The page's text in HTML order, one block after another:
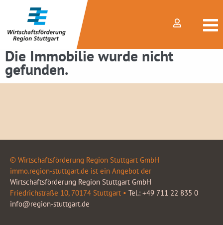
Die Immobilie wurde nicht
gefunden.
© Wirtschaftsförderung Region Stuttgart GmbH
immo.region-stuttgart.de ist ein Angebot der
Wirtschaftsförderung Region Stuttgart GmbH
Friedrichstraße 10, 70174 Stuttgart • Tel.: +49 711 22 835 0
info@region-stuttgart.de